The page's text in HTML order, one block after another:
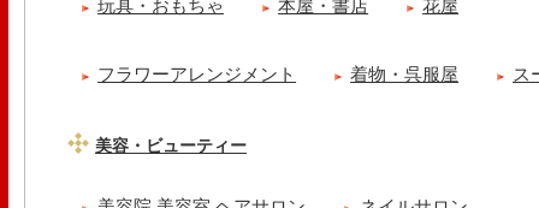
玩具・おもちゃ 本屋・書店 花屋
フラワーアレンジメント 着物・呉服屋 ス
美容・ビューティー